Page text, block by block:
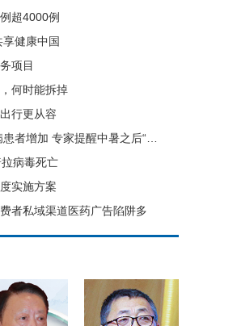
超4000例
健康中国
项目
何时能拆掉
行更从容
病毒死亡
实施方案
者私域渠道医药广告陷阱多